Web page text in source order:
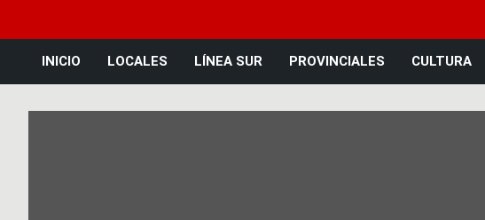
INICIO LOCALES LÍNEA SUR PROVINCIALES CULTURA